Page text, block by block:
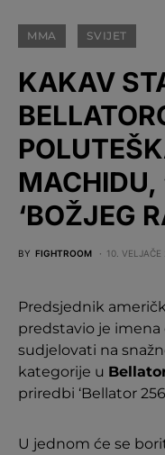
MMA SVIJET
KAKAV
MACHIDU,
‘BOŽJEG
BY FIGHTROOM 10.
Predsjednik
predstavio je imena
sudjelovati na
kategorije u
priredbi ‘Bellator
U jednom će se